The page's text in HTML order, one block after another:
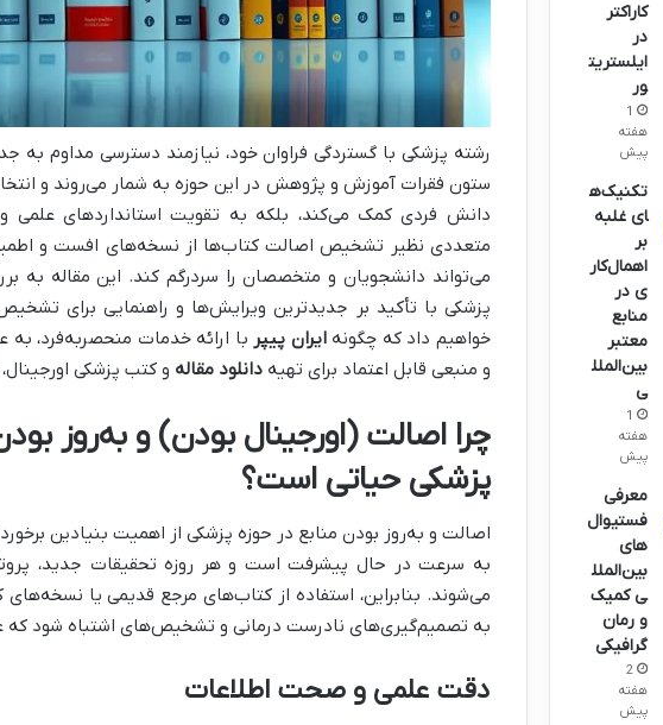
رشته پزشکی با گستردگی فراوان خود، نیازمند دسترسی مداوم
ستون فقرات آموزش و پژوهش در این حوزه به شمار می‌روند و
دانش فردی کمک می‌کند، بلکه به تقویت استانداردهای علمی
متعددی نظیر تشخیص اصالت کتاب‌ها از نسخه‌های افست و
می‌تواند دانشجویان و متخصصان را سردرگم کند. این مقاله به
پزشکی با تأکید بر جدیدترین ویرایش‌ها و راهنمایی برای
خواهیم داد که چگونهایران پیپر با ارائه خدمات منحصربه‌فرد، به
و منبعی قابل اعتماد برای تهیهدانلود مقاله و کتب پزشکی
چرا اصالت (اورجینال بودن) و به‌روز
پزشکی حیاتی است؟
اصالت و به‌روز بودن منابع در حوزه پزشکی از اهمیت بنیادین
به سرعت در حال پیشرفت است و هر روزه تحقیقات جدید،
می‌شوند. بنابراین، استفاده از کتاب‌های مرجع قدیمی یا
به تصمیم‌گیری‌های نادرست درمانی و تشخیص‌های اشتباه شود که
دقت علمی و صحت اطلاعات
کاراکتر
در
ایلستریت
ور
1
هفته
پیش
تکنیک‌ه
ای غلبه
بر
اهمال‌کار
ی در
منابع
معتبر
بین‌الملل
ی
1
هفته
پیش
معرفی
فستیوال‌
های
بین‌الملل
ی کمیک
و رمان
گرافیکی
2
هفته
پیش